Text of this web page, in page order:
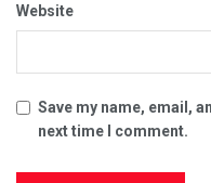
Website
Save my name, email,
next time I comment.